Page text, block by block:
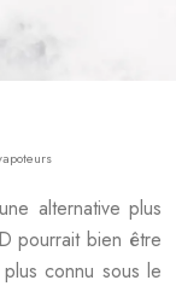
alternative plus
pourrait bien être
connu sous le